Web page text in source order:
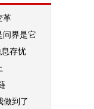
革
问界是它
存忧
做到了